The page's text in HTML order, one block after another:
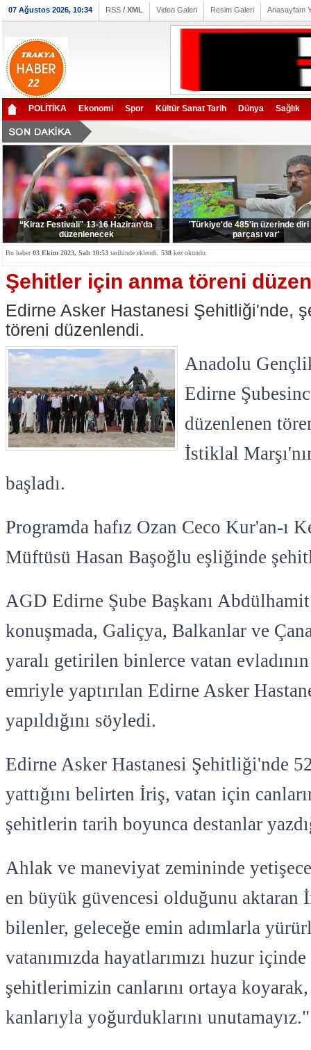
07 Ağustos 2026, 10:34 RSS / XML Video Galeri Resim Galeri Anasayfam
POLİTİKA Ekonomi Spor Kültür Sanat Tarih Dünya Sağlık
“Kiraz Festivali" 13-16 Haziran’da
düzenlenecek
'Türkiye'de 485'in üzerinde diri
parçası var'
Bu haber03 Ekim 2023, Salı 10:53 tarihinde eklendi. 538 kez okundu.
Şehitler için anma töreni
Edirne Asker Hastanesi Şehitliği'nde,
töreni düzenlendi.
Anadolu
Edirne
düzenlenen
İstiklal
başladı.
Programda hafız Ozan Ceco Kur'an-ı
Müftüsü Hasan Başoğlu eşliğinde
AGD Edirne Şube Başkanı
konuşmada, Galiçya, Balkanlar ve
yaralı getirilen binlerce vatan
emriyle yaptırılan Edirne Asker
yapıldığını söyledi.
Edirne Asker Hastanesi Şehitliği'nde
yattığını belirten İriş, vatan için
şehitlerin tarih boyunca destanlar
Ahlak ve maneviyat zemininde
en büyük güvencesi olduğunu
bilenler, geleceğe emin adımlarla
vatanımızda hayatlarımızı huzur
şehitlerimizin canlarını ortaya
kanlarıyla yoğurduklarını